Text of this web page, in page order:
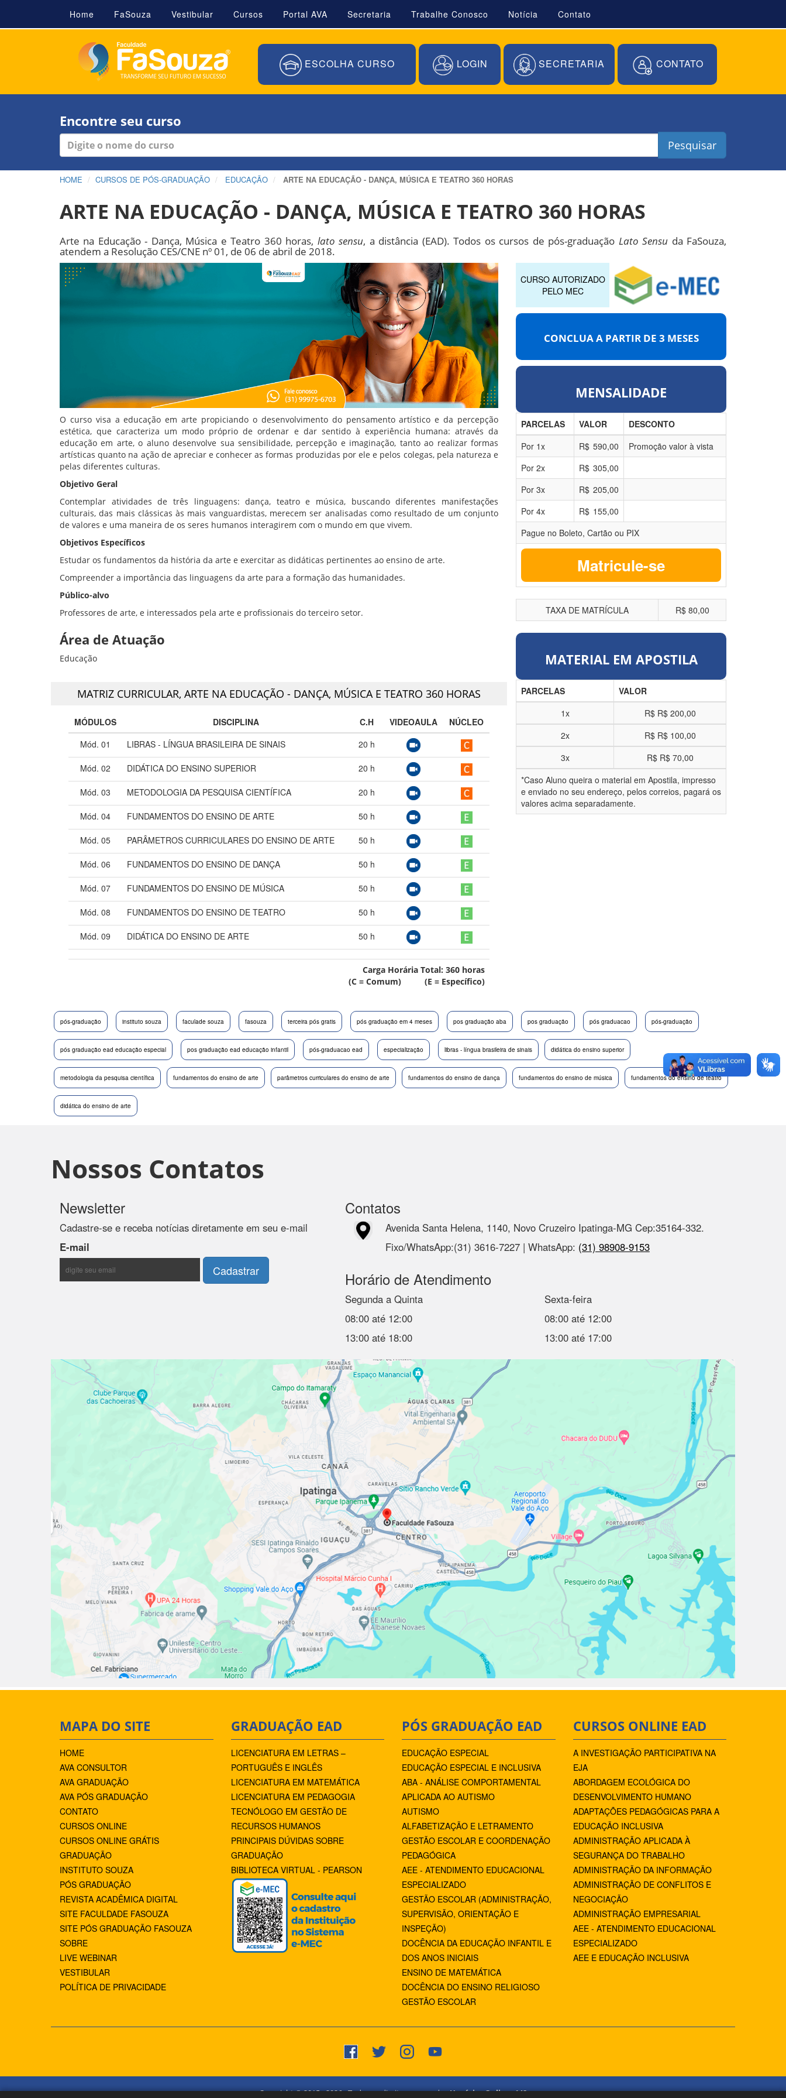
Home FaSouza Vestibular Cursos Portal AVA Secretaria Trabalhe Conosco Notícia Contato
ESCOLHA CURSO LOGIN SECRETARIA CONTATO
Encontre seu curso
Pesquisar
HOME CURSOS DE PÓS-GRADUAÇÃO EDUCAÇÃO ARTE NA EDUCAÇÃO - DANÇA, MÚSICA E TEATRO 360 HORAS
ARTE NA EDUCAÇÃO - DANÇA, MÚSICA E TEATRO 360 HORAS
Arte na Educação - Dança, Música e Teatro 360 horas, lato sensu, a distância (EAD). Todos os cursos de pós-graduação Lato Sensu da FaSouza,
atendem a Resolução CES/CNE nº 01, de 06 de abril de 2018.
O curso visa a educação em arte propiciando o desenvolvimento do pensamento artístico e da percepção
estética, que caracteriza um modo próprio de ordenar e dar sentido à experiência humana: através da
educação em arte, o aluno desenvolve sua sensibilidade, percepção e imaginação, tanto ao realizar formas
artísticas quanto na ação de apreciar e conhecer as formas produzidas por ele e pelos colegas, pela natureza e
pelas diferentes culturas.
Objetivo Geral
Contemplar atividades de três linguagens: dança, teatro e música, buscando diferentes manifestações
culturais, das mais clássicas às mais vanguardistas, merecem ser analisadas como resultado de um conjunto
de valores e uma maneira de os seres humanos interagirem com o mundo em que vivem.
Objetivos Específicos
Estudar os fundamentos da história da arte e exercitar as didáticas pertinentes ao ensino de arte.
Compreender a importância das linguagens da arte para a formação das humanidades.
Público-alvo
Professores de arte, e interessados pela arte e profissionais do terceiro setor.
Área de Atuação
Educação
MATRIZ CURRICULAR, ARTE NA EDUCAÇÃO - DANÇA, MÚSICA E TEATRO 360 HORAS
MÓDULOS DISCIPLINA C.H VIDEOAULA
NÚCLEO
Mód. 01
LIBRAS - LÍNGUA BRASILEIRA DE SINAIS 20 h
Mód. 02 DIDÁTICA DO ENSINO SUPERIOR 20 h
Mód. 03 METODOLOGIA DA PESQUISA CIENTÍFICA 20 h
Mód. 04 FUNDAMENTOS DO ENSINO DE ARTE 50 h
Mód. 05 PARÂMETROS CURRICULARES DO ENSINO DE ARTE 50 h
Mód. 06 FUNDAMENTOS DO ENSINO DE DANÇA 50 h
Mód. 07 FUNDAMENTOS DO ENSINO DE MÚSICA 50 h
Mód. 08 FUNDAMENTOS DO ENSINO DE TEATRO 50 h
Mód. 09 DIDÁTICA DO ENSINO DE ARTE 50 h
Carga Horária Total: 360 horas
(C = Comum) (E = Específico)
CURSO AUTORIZADO
PELO MEC
CONCLUA A PARTIR DE 3 MESES
MENSALIDADE
PARCELAS VALOR
DESCONTO
Por 1x R$ 590,00
Promoção valor à vista
Por 2x R$ 305,00
Por 3x R$ 205,00
Por 4x R$ 155,00
Pague no Boleto, Cartão ou PIX
Matricule-se
TAXA DE MATRÍCULA R$ 80,00
MATERIAL EM APOSTILA
PARCELAS
VALOR
1x
R$ R$ 200,00
2x
R$ R$ 100,00
3x
R$ R$ 70,00
*Caso Aluno queira o material em Apostila, impresso
e enviado no seu endereço, pelos correios, pagará os
valores acima separadamente.
pós-graduação instituto souza faculade souza fasouza terceira pós gratis pós graduação em 4 meses pos graduação aba pos graduação pós graduacao pós-graduação
pós graduação ead educação especial pos graduação ead educação infantil pós-graduacao ead especialização libras - língua brasileira de sinais didática do ensino superior
metodologia da pesquisa científica fundamentos do ensino de arte parâmetros curriculares do ensino de arte fundamentos do ensino de dança fundamentos do ensino de música fundamentos do ensino de teatro
didática do ensino de arte
Nossos Contatos
Newsletter
Cadastre-se e receba notícias diretamente em seu e-mail
E-mail
Contatos
Avenida Santa Helena, 1140, Novo Cruzeiro Ipatinga-MG Cep:35164-332.
Fixo/WhatsApp:(31) 3616-7227 | WhatsApp: (31) 98908-9153
Horário de Atendimento
Segunda a Quinta
08:00 até 12:00
13:00 até 18:00
Sexta-feira
08:00 até 12:00
13:00 até 17:00
MAPA DO SITE
HOME
AVA CONSULTOR
AVA GRADUAÇÃO
AVA PÓS GRADUAÇÃO
CONTATO
CURSOS ONLINE
CURSOS ONLINE GRÁTIS
GRADUAÇÃO
INSTITUTO SOUZA
PÓS GRADUAÇÃO
REVISTA ACADÊMICA DIGITAL
SITE FACULDADE FASOUZA
SITE PÓS GRADUAÇÃO FASOUZA
SOBRE
LIVE WEBINAR
VESTIBULAR
POLÍTICA DE PRIVACIDADE
GRADUAÇÃO EAD
LICENCIATURA EM LETRAS –
PORTUGUÊS E INGLÊS
LICENCIATURA EM MATEMÁTICA
LICENCIATURA EM PEDAGOGIA
TECNÓLOGO EM GESTÃO DE
RECURSOS HUMANOS
PRINCIPAIS DÚVIDAS SOBRE
GRADUAÇÃO
BIBLIOTECA VIRTUAL - PEARSON
PÓS GRADUAÇÃO EAD
EDUCAÇÃO ESPECIAL
EDUCAÇÃO ESPECIAL E INCLUSIVA
ABA - ANÁLISE COMPORTAMENTAL
APLICADA AO AUTISMO
AUTISMO
ALFABETIZAÇÃO E LETRAMENTO
GESTÃO ESCOLAR E COORDENAÇÃO
PEDAGÓGICA
AEE - ATENDIMENTO EDUCACIONAL
ESPECIALIZADO
GESTÃO ESCOLAR (ADMINISTRAÇÃO,
SUPERVISÃO, ORIENTAÇÃO E
INSPEÇÃO)
DOCÊNCIA DA EDUCAÇÃO INFANTIL E
DOS ANOS INICIAIS
ENSINO DE MATEMÁTICA
DOCÊNCIA DO ENSINO RELIGIOSO
GESTÃO ESCOLAR
CURSOS ONLINE EAD
A INVESTIGAÇÃO PARTICIPATIVA NA
EJA
ABORDAGEM ECOLÓGICA DO
DESENVOLVIMENTO HUMANO
ADAPTAÇÕES PEDAGÓGICAS PARA A
EDUCAÇÃO INCLUSIVA
ADMINISTRAÇÃO APLICADA À
SEGURANÇA DO TRABALHO
ADMINISTRAÇÃO DA INFORMAÇÃO
ADMINISTRAÇÃO DE CONFLITOS E
NEGOCIAÇÃO
ADMINISTRAÇÃO EMPRESARIAL
AEE - ATENDIMENTO EDUCACIONAL
ESPECIALIZADO
AEE E EDUCAÇÃO INCLUSIVA
Copyright © 2015 -2026- Todos os direitos reservados.Usuários Online:142